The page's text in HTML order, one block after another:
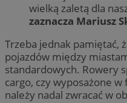
wielką zaletą dla
zaznacza Mariusz
Trzeba jednak pamiętać,
pojazdów między
standardowych. Rowery
cargo, czy wyposażone
należy nadal zwracać w